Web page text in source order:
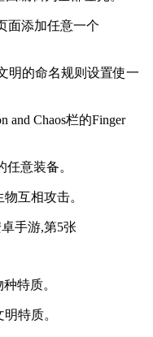
面添加任意一个
明的命名规则设置使一
and Chaos栏的Finger
任意装备。
互相攻击。
特质。
特质。